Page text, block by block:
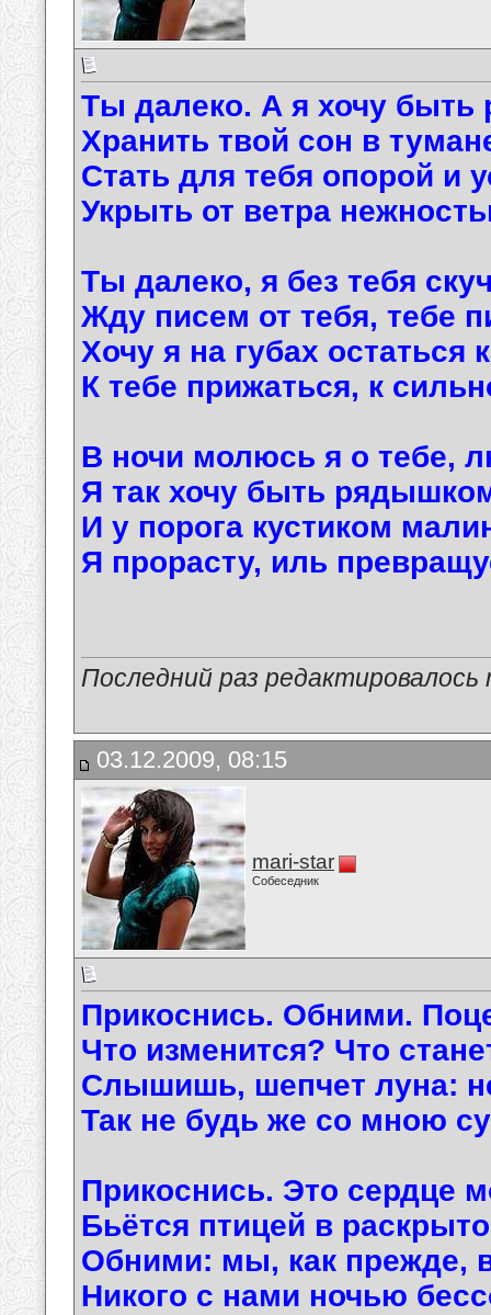
Ты далеко. А я хочу быть
Хранить твой сон в
Стать для тебя опорой и
Укрыть от ветра
Ты далеко, я без тебя
Жду писем от тебя, тебе
Хочу я на губах остаться
К тебе прижаться, к
В ночи молюсь я о тебе,
Я так хочу быть
И у порога кустиком
Я прорасту, иль
Последний раз
03.12.2009, 08:15
mari-star
Собеседник
Прикоснись. Обними.
Что изменится? Что
Слышишь, шепчет луна:
Так не будь же со мною
Прикоснись. Это сердце
Бьётся птицей в
Обними: мы, как прежде,
Никого с нами ночью